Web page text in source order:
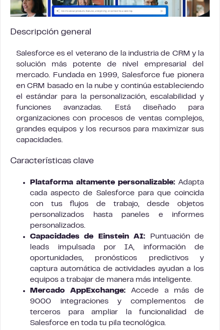
Descripción general
Salesforce es el veterano de la industria de CRM y la
solución más potente de nivel empresarial del
mercado. Fundada en 1999, Salesforce fue pionera
en CRM basado en la nube y continúa estableciendo
el estándar para la personalización, escalabilidad y
funciones avanzadas. Está diseñado para
organizaciones con procesos de ventas complejos,
grandes equipos y los recursos para maximizar sus
capacidades.
Características clave
Plataforma altamente personalizable: Adapta
cada aspecto de Salesforce para que coincida
con tus flujos de trabajo, desde objetos
personalizados hasta paneles e informes
personalizados.
Capacidades de Einstein AI: Puntuación de
leads impulsada por IA, información de
oportunidades, pronósticos predictivos y
captura automática de actividades ayudan a los
equipos a trabajar de manera más inteligente.
Mercado AppExchange: Accede a más de
9000 integraciones y complementos de
terceros para ampliar la funcionalidad de
Salesforce en toda tu pila tecnológica.